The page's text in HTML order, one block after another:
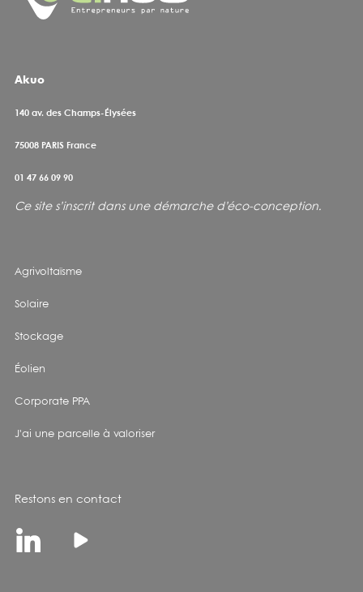
Akuo
140 av. des Champs-Élysées
75008 PARIS France
01 47 66 09 90
Ce site s’inscrit dans une démarche d’éco-conception.
Agrivoltaïsme
Solaire
Stockage
Éolien
Corporate PPA
J'ai une parcelle à valoriser
Restons en contact
Youtube